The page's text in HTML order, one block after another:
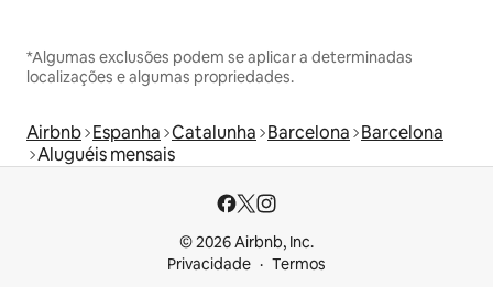
*Algumas exclusões podem se aplicar a determinadas
localizações e algumas propriedades.
Airbnb Espanha Catalunha Barcelona Barcelona
Aluguéis mensais
© 2026 Airbnb, Inc.
Privacidade
Termos